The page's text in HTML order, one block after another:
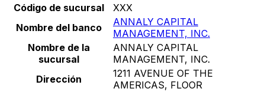
Código de sucursal
XXX
Nombre del banco
ANNALY CAPITAL
MANAGEMENT, INC.
Nombre de la
sucursal
ANNALY CAPITAL
MANAGEMENT, INC.
Dirección
1211 AVENUE OF THE
AMERICAS, FLOOR